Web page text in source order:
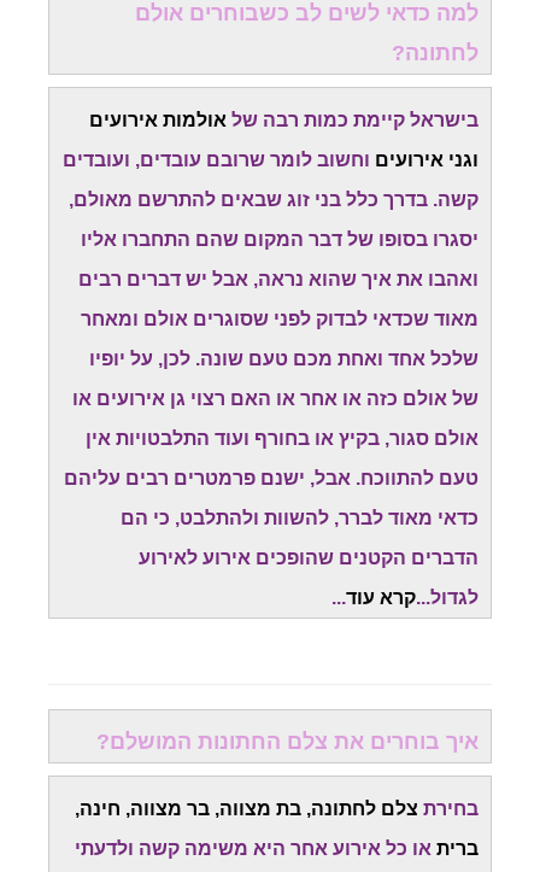
למה כדאי לשים לב כשבוחרים אולם
לחתונה?
בישראל קיימת כמות רבה של אולמות אירועים
וגני אירועים וחשוב לומר שרובם עובדים, ועובדים
קשה. בדרך כלל בני זוג שבאים להתרשם מאולם,
יסגרו בסופו של דבר המקום שהם התחברו אליו
ואהבו את איך שהוא נראה, אבל יש דברים רבים
מאוד שכדאי לבדוק לפני שסוגרים אולם ומאחר
שלכל אחד ואחת מכם טעם שונה. לכן, על יופיו
של אולם כזה או אחר או האם רצוי גן אירועים או
אולם סגור, בקיץ או בחורף ועוד התלבטויות אין
טעם להתווכח. אבל, ישנם פרמטרים רבים עליהם
כדאי מאוד לברר, להשוות ולהתלבט, כי הם
הדברים הקטנים שהופכים אירוע לאירוע
לגדול...קרא עוד...
איך בוחרים את צלם החתונות המושלם?
בחירת צלם לחתונה, בת מצווה, בר מצווה, חינה,
ברית או כל אירוע אחר היא משימה קשה ולדעתי